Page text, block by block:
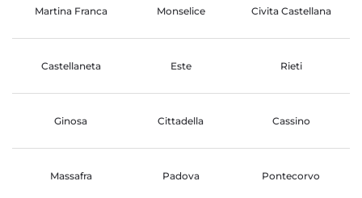
Martina Franca Monselice Civita Castellana
Castellaneta Este Rieti
Ginosa Cittadella Cassino
Massafra Padova Pontecorvo